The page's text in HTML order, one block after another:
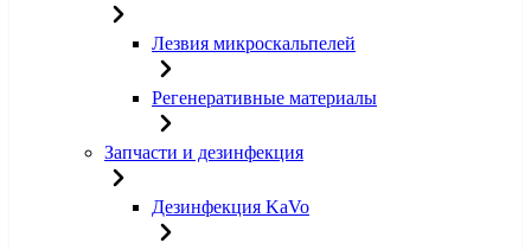
Лезвия микроскальпелей
Регенеративные материалы
Запчасти и дезинфекция
Дезинфекция KaVo